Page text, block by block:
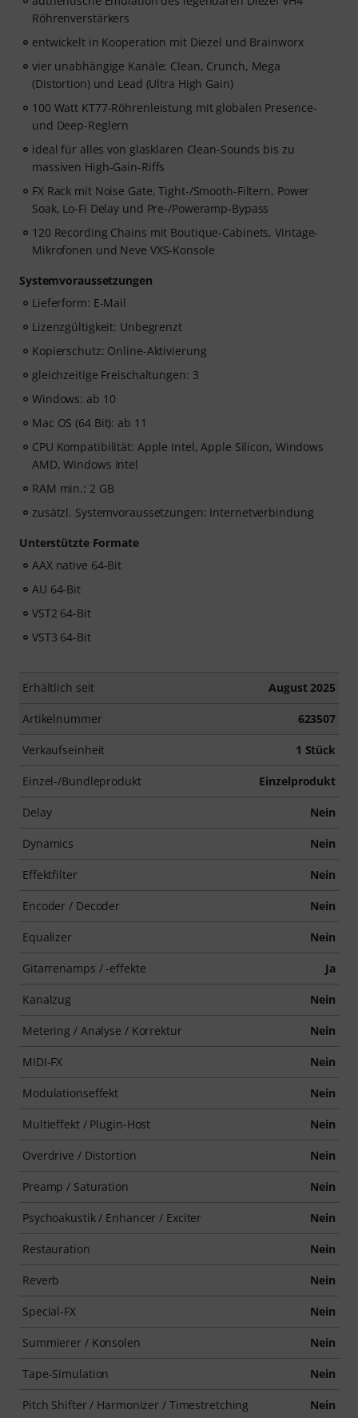
Röhrenverstärkers
entwickelt in Kooperation mit Diezel und Brainworx
vier unabhängige Kanäle: Clean, Crunch, Mega
(Distortion) und Lead (Ultra High Gain)
100 Watt KT77-Röhrenleistung mit globalen Presence-
und Deep-Reglern
ideal für alles von glasklaren Clean-Sounds bis zu
massiven High-Gain-Riffs
FX Rack mit Noise Gate, Tight-/Smooth-Filtern, Power
Soak, Lo-Fi Delay und Pre-/Poweramp-Bypass
120 Recording Chains mit Boutique-Cabinets, Vintage-
Mikrofonen und Neve VXS-Konsole
Systemvoraussetzungen
Lieferform: E-Mail
Lizenzgültigkeit: Unbegrenzt
Kopierschutz: Online-Aktivierung
gleichzeitige Freischaltungen: 3
Windows: ab 10
Mac OS (64 Bit): ab 11
CPU Kompatibilität: Apple Intel, Apple Silicon, Windows
AMD, Windows Intel
RAM min.: 2 GB
zusätzl. Systemvoraussetzungen: Internetverbindung
Unterstützte Formate
AAX native 64-Bit
AU 64-Bit
VST2 64-Bit
VST3 64-Bit
Erhältlich seit August 2025
Artikelnummer 623507
Verkaufseinheit 1 Stück
Einzel-/Bundleprodukt Einzelprodukt
Delay Nein
Dynamics Nein
Effektfilter Nein
Encoder / Decoder Nein
Equalizer Nein
Gitarrenamps / -effekte Ja
Kanalzug Nein
Metering / Analyse / Korrektur Nein
MIDI-FX Nein
Modulationseffekt Nein
Multieffekt / Plugin-Host Nein
Overdrive / Distortion Nein
Preamp / Saturation Nein
Psychoakustik / Enhancer / Exciter Nein
Restauration Nein
Reverb Nein
Special-FX Nein
Summierer / Konsolen Nein
Tape-Simulation Nein
Pitch Shifter / Harmonizer / Timestretching Nein